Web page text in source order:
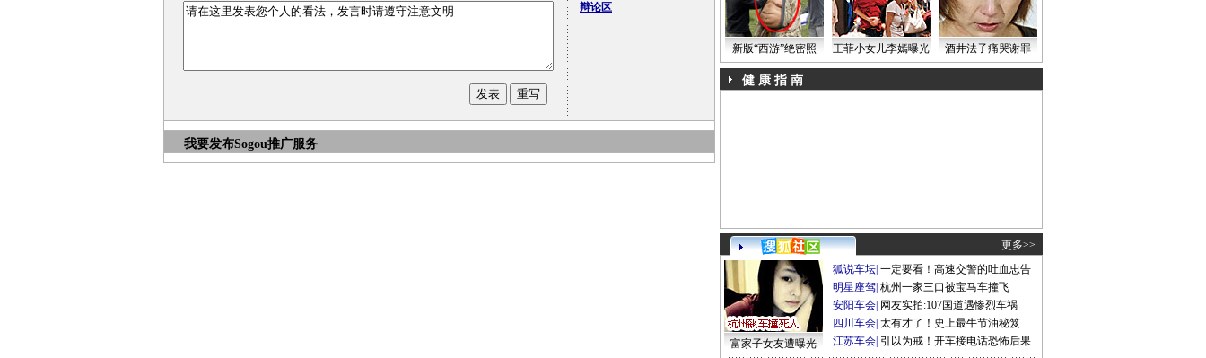
辩论区
我要发布Sogou推广服务
新版“西游”绝密照 王菲小女儿李嫣曝光 酒井法子痛哭谢罪
健 康 指 南
更多>>
富家子女友遭曝光
狐说车坛 一定要看！高速交警的吐血忠告
明星座驾 杭州一家三口被宝马车撞飞
安阳车会 网友实拍:107国道遇惨烈车祸
四川车会 太有才了！史上最牛节油秘笈
江苏车会 引以为戒！开车接电话恐怖后果